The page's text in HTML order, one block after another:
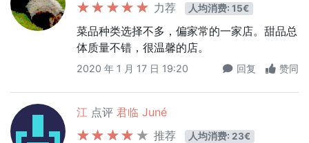
力荐
人均消费: 15€
菜品种类选择不多，偏家常的一家店。甜品总
体质量不错，很温馨的店。
2020 年 1 月 17 日 19:20 回复 赞同
江 点评 君临 Juné
推荐
人均消费: 23€